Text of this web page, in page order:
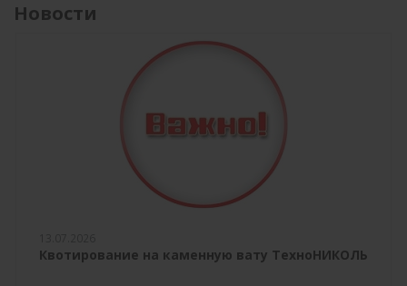
Новости
Квотирование на каменную вату ТехноНИКОЛЬ